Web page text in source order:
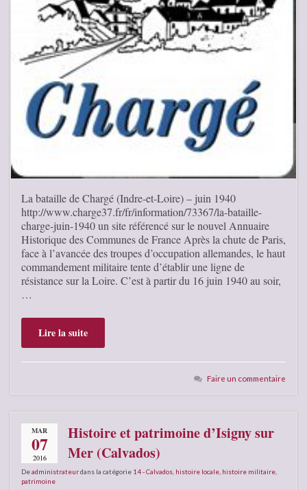
La bataille de Chargé (Indre-et-Loire) – juin 1940
http://www.charge37.fr/fr/information/73367/la-bataille-
charge-juin-1940 un site référencé sur le nouvel Annuaire
Historique des Communes de France Après la chute de Paris,
face à l’avancée des troupes d’occupation allemandes, le haut
commandement militaire tente d’établir une ligne de
résistance sur la Loire. C’est à partir du 16 juin 1940 au soir,
…
Lire la suite
Faire un commentaire
MAR
07
2016
Histoire et patrimoine d’Isigny sur
Mer (Calvados)
Deadministrateurdans la catégorie 14 - Calvados, histoire locale, histoire militaire,
patrimoine